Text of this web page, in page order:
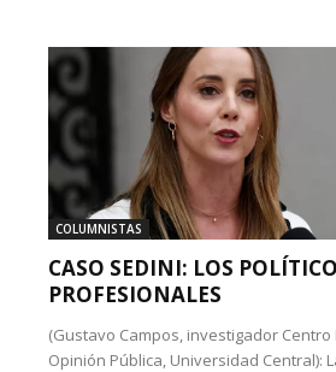
COLUMNISTAS
CASO SEDINI: LOS
PROFESIONALES
(Gustavo Campos, investigador Centro
Opinión Pública, Universidad Central):